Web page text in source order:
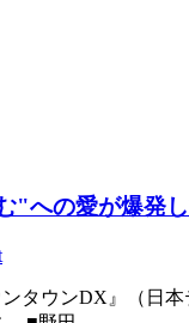
"への愛が爆発
タウンDX』（日